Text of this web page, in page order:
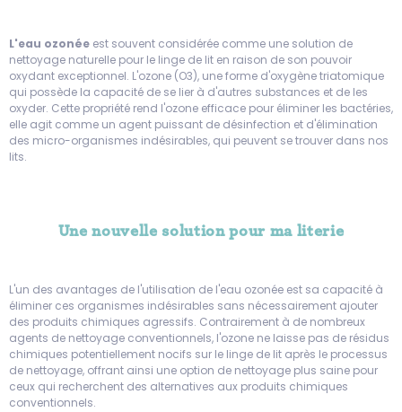
L'eau ozonée est souvent considérée comme une solution de
nettoyage naturelle pour le linge de lit en raison de son pouvoir
oxydant exceptionnel. L'ozone (O3), une forme d'oxygène triatomique
qui possède la capacité de se lier à d'autres substances et de les
oxyder. Cette propriété rend l'ozone efficace pour éliminer les bactéries,
elle agit comme un agent puissant de désinfection et d'élimination
des micro-organismes indésirables, qui peuvent se trouver dans nos
lits.
Une nouvelle solution pour ma literie
L'un des avantages de l'utilisation de l'eau ozonée est sa capacité à
éliminer ces organismes indésirables sans nécessairement ajouter
des produits chimiques agressifs. Contrairement à de nombreux
agents de nettoyage conventionnels, l'ozone ne laisse pas de résidus
chimiques potentiellement nocifs sur le linge de lit après le processus
de nettoyage, offrant ainsi une option de nettoyage plus saine pour
ceux qui recherchent des alternatives aux produits chimiques
conventionnels.